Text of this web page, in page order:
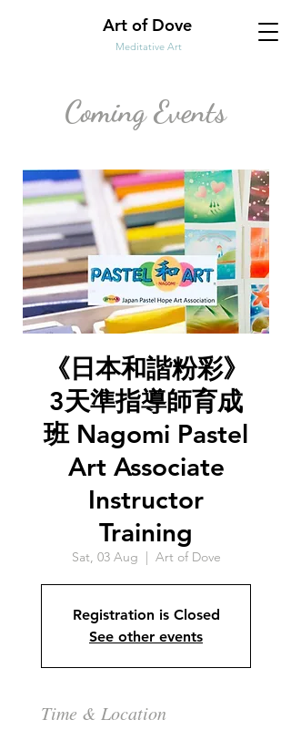
Art of Dove
Meditative Art
Coming Events
《日本和諧粉彩》
3天準指導師育成
班 Nagomi Pastel
Art Associate
Instructor
Training
Sat, 03 Aug
  |
Art of Dove
Registration is Closed
See other events
Time & Location